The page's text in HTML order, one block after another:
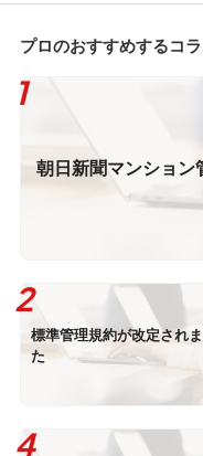
プロのおすすめするコ
朝日新聞マンション
標準管理規約が改定され
た